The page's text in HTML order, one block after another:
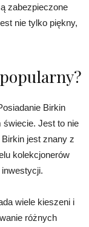
zabezpieczone
nie tylko piękny,
Birkin
świecie. Jest to nie
jest znany z
kolekcjonerów
wiele kieszeni i
różnych